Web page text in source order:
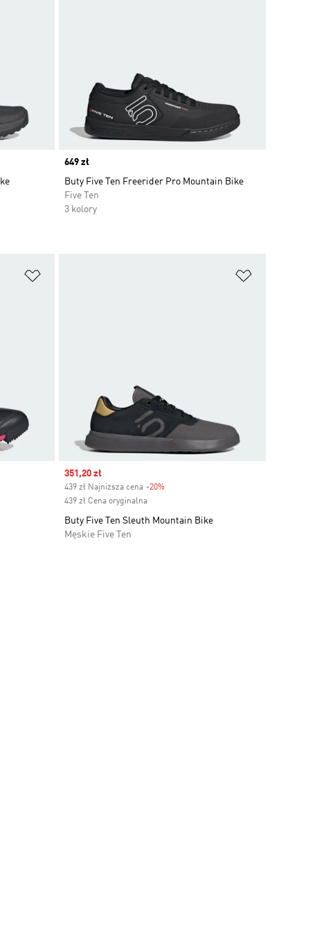
Price
649 zł
Buty Five Ten Freerider Pro Mountain Bike
Five Ten
3 kolory
Sale price
351,20 zł
439 zł Najniższa cena -20%Discount
439 zł Cena oryginalna
Buty Five Ten Sleuth Mountain Bike
Męskie Five Ten